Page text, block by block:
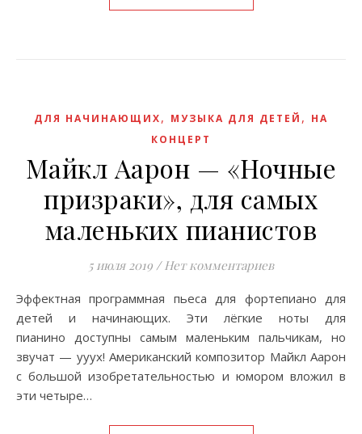
ДЛЯ НАЧИНАЮЩИХ, МУЗЫКА ДЛЯ ДЕТЕЙ , НА
КОНЦЕРТ
Майкл Аарон — «Ночные
призраки», для самых
маленьких пианистов
5 июля 2019 / Нет комментариев
Эффектная программная пьеса для фортепиано для
детей и начинающих. Эти лёгкие ноты для
пианино доступны самым маленьким пальчикам, но
звучат — ууух! Американский композитор Майкл Аарон
с большой изобретательностью и юмором вложил в
эти четыре…